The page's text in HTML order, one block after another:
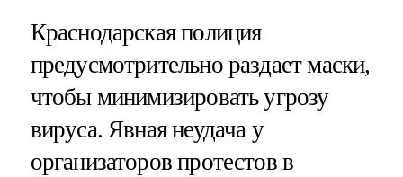
Краснодарская полиция
предусмотрительно раздает маски,
чтобы минимизировать угрозу
вируса. Явная неудача у
организаторов протестов в